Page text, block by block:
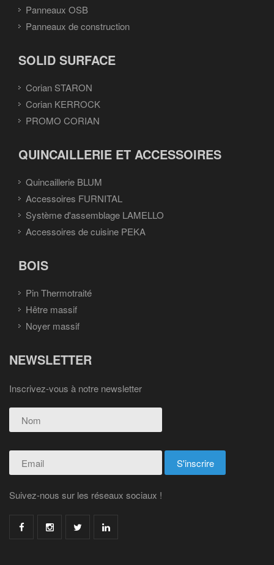
Panneaux OSB
Panneaux de construction
SOLID SURFACE
Corian STARON
Corian KERROCK
PROMO CORIAN
QUINCAILLERIE ET ACCESSOIRES
Quincaillerie BLUM
Accessoires FURNITAL
Système d'assemblage LAMELLO
Accessoires de cuisine PEKA
BOIS
Pin Thermotraité
Hêtre massif
Noyer massif
NEWSLETTER
Inscrivez-vous à notre newsletter
Suivez-nous sur les réseaux sociaux !